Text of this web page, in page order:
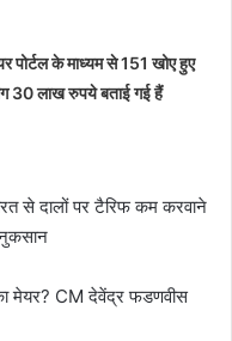
पोर्टल के माध्यम से 151 खोए हुए
30 लाख रुपये बताई गई हैं
से दालों पर टैरिफ कम करवाने
नुकसान
मेयर? CM देवेंद्र फडणवीस